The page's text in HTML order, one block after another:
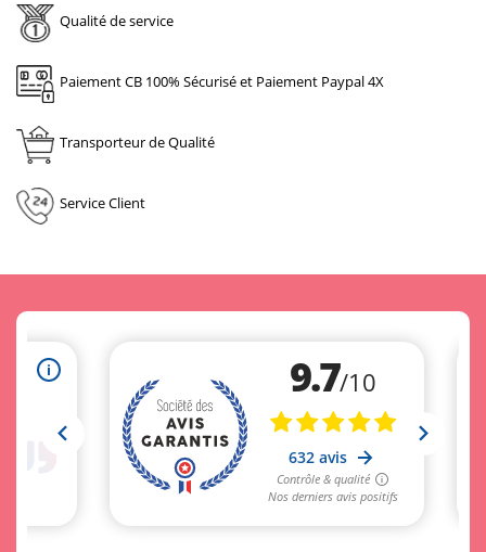
Qualité de service
Paiement CB 100% Sécurisé et Paiement Paypal 4X
Transporteur de Qualité
Service Client